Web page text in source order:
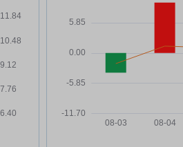
份被司法拍卖的进展公告
古鳌科技:关于控股子公司减资的
酬管理制度